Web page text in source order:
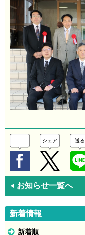
シェア 送る
◀ お知らせ一覧へ
新着情報
新着順